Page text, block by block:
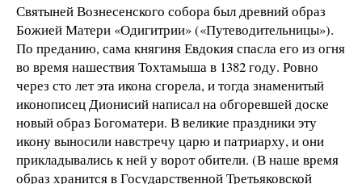
Святыней Вознесенского собора был древний образ
Божией Матери «Одигитрии» («Путеводительницы»).
По преданию, сама княгиня Евдокия спасла его из огня
во время нашествия Тохтамыша в 1382 году. Ровно
через сто лет эта икона сгорела, и тогда знаменитый
иконописец Дионисий написал на обгоревшей доске
новый образ Богоматери. В великие праздники эту
икону выносили навстречу царю и патриарху, и они
прикладывались к ней у ворот обители. (В наше время
образ хранится в Государственной Третьяковской